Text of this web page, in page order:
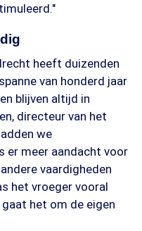
heeft duizenden
van honderd jaar
blijven altijd in
directeur van het
we
er meer aandacht voor
vaardigheden
het vroeger vooral
het om de eigen